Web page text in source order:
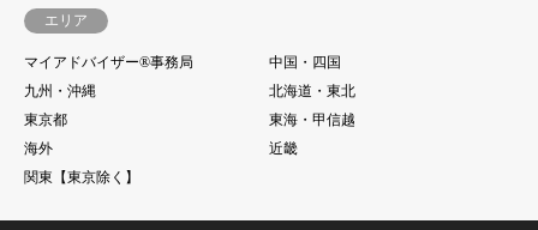
エリア
マイアドバイザー®事務局
中国・四国
九州・沖縄
北海道・東北
東京都
東海・甲信越
海外
近畿
関東【東京除く】